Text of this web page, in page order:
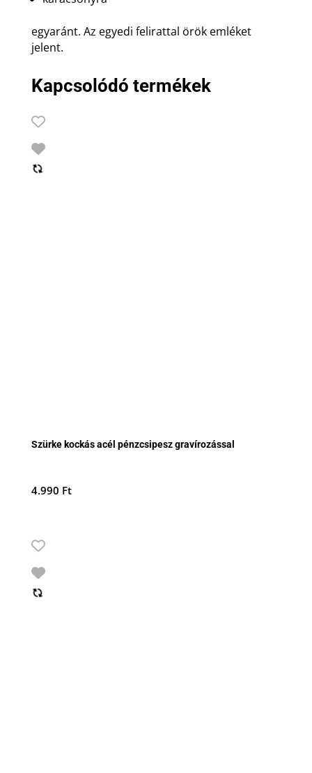
egyaránt. Az egyedi felirattal örök emléket
jelent.
Kapcsolódó termékek
Szürke kockás acél pénzcsipesz gravírozással
4.990 Ft